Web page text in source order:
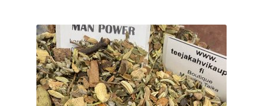
muunnelma.
Voit
tehdä
valinnat
tuotteen
sivulla.